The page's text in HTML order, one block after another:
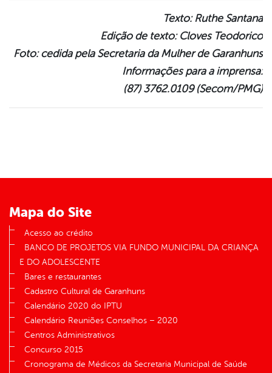
Texto: Ruthe Santana
Edição de texto: Cloves Teodorico
Foto: cedida pela Secretaria da Mulher de Garanhuns
Informações para a imprensa:
(87) 3762.0109 (Secom/PMG)
Mapa do Site
Acesso ao crédito
BANCO DE PROJETOS VIA FUNDO MUNICIPAL DA CRIANÇA
E DO ADOLESCENTE
Bares e restaurantes
Cadastro Cultural de Garanhuns
Calendário 2020 do IPTU
Calendário Reuniões Conselhos – 2020
Centros Administrativos
Concurso 2015
Cronograma de Médicos da Secretaria Municipal de Saúde